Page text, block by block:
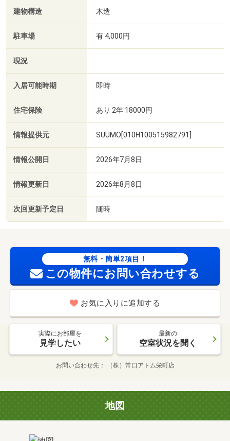
建物構造 木造
駐車場 有 4,000円
現況
入居可能時期 即時
住宅保険 あり 2年 18000円
情報提供元 SUUMO[010H100515982791]
情報公開日 2026年7月8日
情報更新日 2026年8月8日
次回更新予定日 随時
無料・簡単2項目！
この物件にお問い合わせする
お気に入りに追加する
実際にお部屋を
見学したい
最新の
空室状況を聞く
お問い合わせ先 （株）常口アトム栄町店
地図